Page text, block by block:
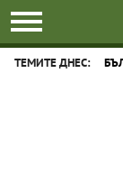
ТЕМИТЕ ДНЕС: